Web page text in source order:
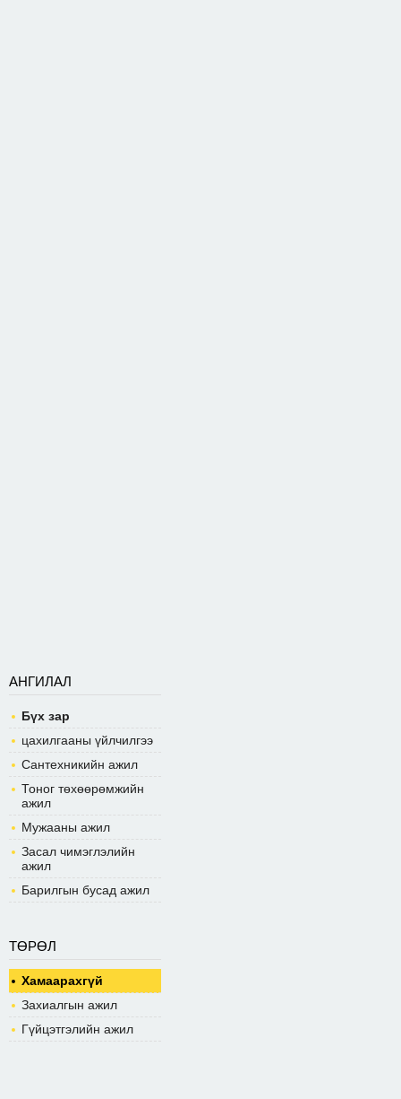
АНГИЛАЛ
Бүх зар
цахилгааны үйлчилгээ
Сантехникийн ажил
Тоног төхөөрөмжийн
ажил
Мужааны ажил
Засал чимэглэлийн
ажил
Барилгын бусад ажил
ТӨРӨЛ
Хамаарахгүй
Захиалгын ажил
Гүйцэтгэлийн ажил